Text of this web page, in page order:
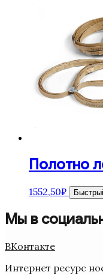
Полотно
1552,50₽
Мы в
ВКонтакте
Интернет ресурс